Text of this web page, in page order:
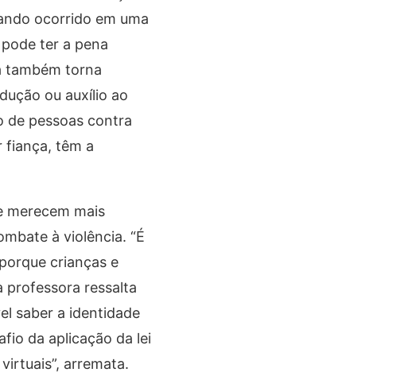
ocorrido em uma
ter a pena
também torna
ou auxílio ao
de pessoas contra
fiança, têm a
merecem mais
à violência. “É
crianças e
professora ressalta
saber a identidade
da aplicação da lei
arremata.